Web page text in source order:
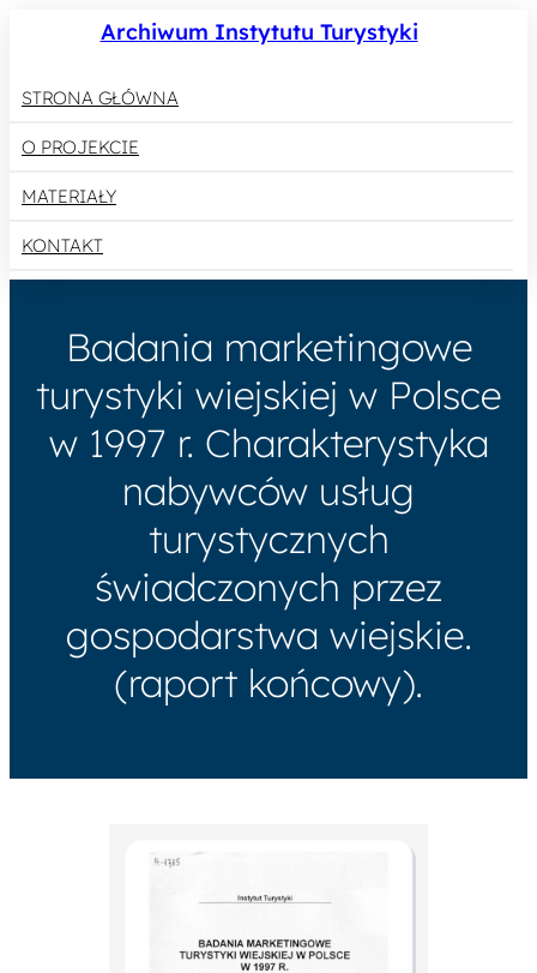
Archiwum Instytutu Turystyki
STRONA GŁÓWNA
O PROJEKCIE
MATERIAŁY
KONTAKT
Badania marketingowe
turystyki wiejskiej w Polsce
w 1997 r. Charakterystyka
nabywców usług
turystycznych
świadczonych przez
gospodarstwa wiejskie.
(raport końcowy).